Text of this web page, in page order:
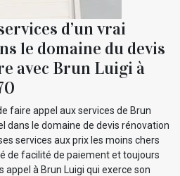
d’un vrai
le domaine du devis
avec Brun Luigi à
faire appel aux services de Brun
dans le domaine de devis rénovation
services aux prix les moins chers
de facilité de paiement et toujours
appel à Brun Luigi qui exerce son